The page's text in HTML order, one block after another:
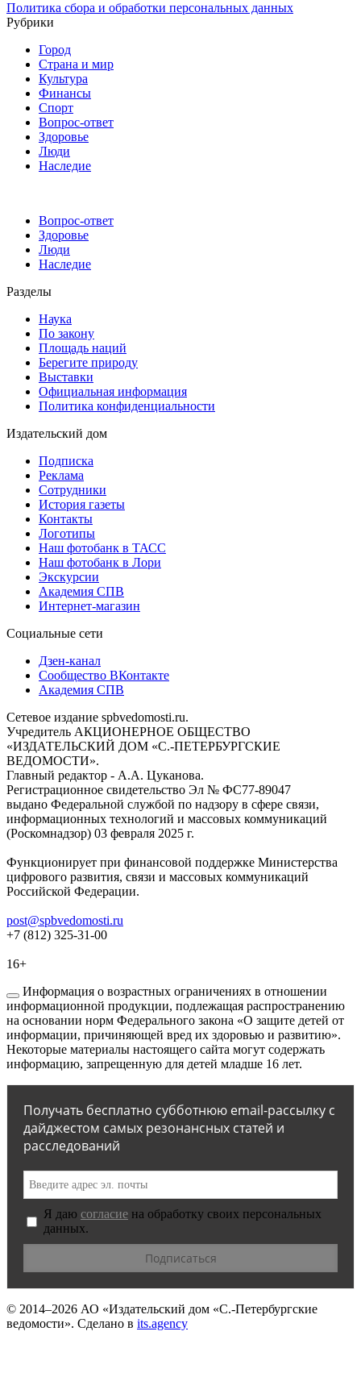
Политика сбора и обработки персональных данных
Рубрики
Город
Страна и мир
Культура
Финансы
Спорт
Вопрос-ответ
Здоровье
Люди
Наследие
Вопрос-ответ
Здоровье
Люди
Наследие
Разделы
Наука
По закону
Площадь наций
Берегите природу
Выставки
Официальная информация
Политика конфиденциальности
Издательский дом
Подписка
Реклама
Сотрудники
История газеты
Контакты
Логотипы
Наш фотобанк в ТАСС
Наш фотобанк в Лори
Экскурсии
Академия СПВ
Интернет-магазин
Социальные сети
Дзен-канал
Сообщество ВКонтакте
Академия СПВ
Сетевое издание spbvedomosti.ru.
Учредитель АКЦИОНЕРНОЕ ОБЩЕСТВО
«ИЗДАТЕЛЬСКИЙ ДОМ «С.-ПЕТЕРБУРГСКИЕ
ВЕДОМОСТИ».
Главный редактор - А.А. Цуканова.
Регистрационное свидетельство Эл № ФС77-89047
выдано Федеральной службой по надзору в сфере связи,
информационных технологий и массовых коммуникаций
(Роскомнадзор) 03 февраля 2025 г.
Функционирует при финансовой поддержке Министерства
цифрового развития, связи и массовых коммуникаций
Российской Федерации.
post@spbvedomosti.ru
+7 (812) 325-31-00
16+
Информация о возрастных ограничениях в отношении
информационной продукции, подлежащая распространению
на основании норм Федерального закона «О защите детей от
информации, причиняющей вред их здоровью и развитию».
Некоторые материалы настоящего сайта могут содержать
информацию, запрещенную для детей младше 16 лет.
Получать бесплатно субботнюю email-рассылку с
дайджестом самых резонансных статей и
расследований
Я даю согласие на обработку своих персональных
данных.
© 2014–2026 АО «Издательский дом «С.-Петербургские
ведомости». Сделано в its.agency